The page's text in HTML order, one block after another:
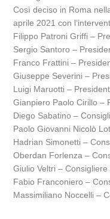
Così deciso in Roma
aprile 2021 con
Filippo Patroni Griffi –
Sergio Santoro –
Franco Frattini –
Giuseppe Severini –
Luigi Maruotti –
Gianpiero Paolo Cirillo –
Diego Sabatino –
Paolo Giovanni Nicolò
Hadrian Simonetti –
Oberdan Forlenza –
Giulio Veltri – Consigliere
Fabio Franconiero –
Massimiliano Noccelli –